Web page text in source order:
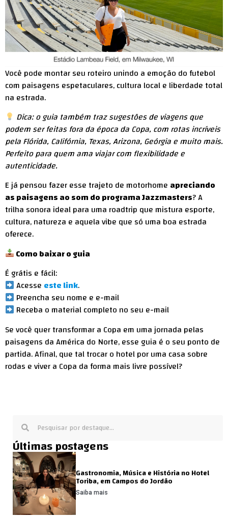
Você pode montar seu roteiro unindo a emoção do futebol
com paisagens espetaculares, cultura local e liberdade total
na estrada.
Dica: o guia também traz sugestões de viagens que
podem ser feitas fora da época da Copa, com rotas incríveis
pela Flórida, Califórnia, Texas, Arizona, Geórgia e muito mais.
Perfeito para quem ama viajar com flexibilidade e
autenticidade.
E já pensou fazer esse trajeto de motorhome apreciando
as paisagens ao som do programa Jazzmasters? A
trilha sonora ideal para uma roadtrip que mistura esporte,
cultura, natureza e aquela vibe que só uma boa estrada
oferece.
Como baixar o guia
É grátis e fácil:
Acesse este link.
Preencha seu nome e e-mail
Receba o material completo no seu e-mail
Se você quer transformar a Copa em uma jornada pelas
paisagens da América do Norte, esse guia é o seu ponto de
partida. Afinal, que tal trocar o hotel por uma casa sobre
rodas e viver a Copa da forma mais livre possível?
Últimas postagens
Gastronomia, Música e História no Hotel
Toriba, em Campos do Jordão
Saiba mais